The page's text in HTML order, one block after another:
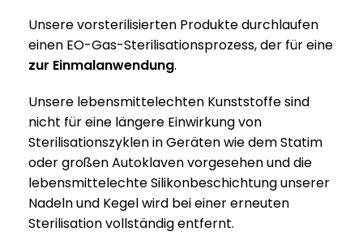
Unsere vorsterilisierten Produkte durchlaufen
einen EO-Gas-Sterilisationsprozess, der für eine
zur Einmalanwendung.
Unsere lebensmittelechten Kunststoffe sind
nicht für eine längere Einwirkung von
Sterilisationszyklen in Geräten wie dem Statim
oder großen Autoklaven vorgesehen und die
lebensmittelechte Silikonbeschichtung unserer
Nadeln und Kegel wird bei einer erneuten
Sterilisation vollständig entfernt.